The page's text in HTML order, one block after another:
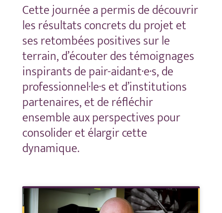
Cette journée a permis de découvrir
les résultats concrets du projet et
ses retombées positives sur le
terrain, d’écouter des témoignages
inspirants de pair-aidant·e·s, de
professionnel·le·s et d’institutions
partenaires, et de réfléchir
ensemble aux perspectives pour
consolider et élargir cette
dynamique.